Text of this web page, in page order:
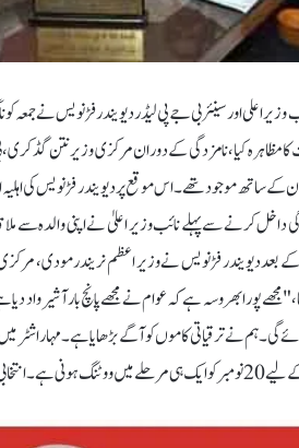
کے نائب وزیر اعلی اور سینئر بی جے پی لیڈر دیویندر فڑنویس
کیا، نامزدگی کے دوران مرکزی وزیر نتن گڈکری،
کے ساتھ موجود تھے۔ اس موقع پر دیویندر فڑنویس کی
داخل کرنے سے پہلے نائب وزیر اعلیٰ نے اپنی والدہ سے
بعد دیویندر فڑنویس نے وزیر اعظم نریندر مودی،
"مجھے پورا بھروسہ ہے کہ عوام نے مجھے پانچ بار آشیرواد
گی۔ ہم نے ترقیاتی کاموں کو آگے بڑھایا ہے۔ مہاراشٹر